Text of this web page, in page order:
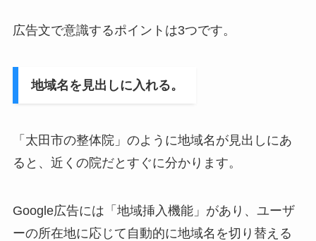
広告文で意識するポイントは3つです。
地域名を見出しに入れる。
「太田市の整体院」のように地域名が見出しにあ
ると、近くの院だとすぐに分かります。
Google広告には「地域挿入機能」があり、ユーザ
ーの所在地に応じて自動的に地域名を切り替える